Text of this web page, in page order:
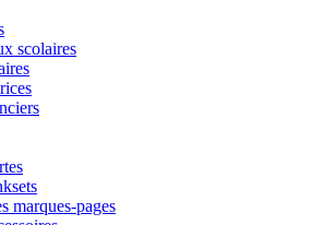
scolaires
marques-pages